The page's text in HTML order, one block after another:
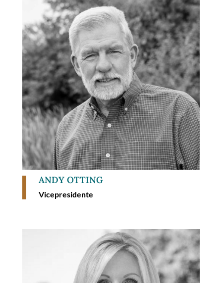
ANDY OTTING
Vicepresidente